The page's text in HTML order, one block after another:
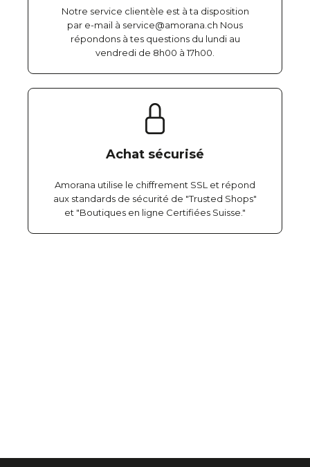
Notre service clientèle est à ta disposition
par e-mail à service@amorana.ch Nous
répondons à tes questions du lundi au
vendredi de 8h00 à 17h00.
Achat sécurisé
Amorana utilise le chiffrement SSL et répond
aux standards de sécurité de "Trusted Shops"
et "Boutiques en ligne Certifiées Suisse."